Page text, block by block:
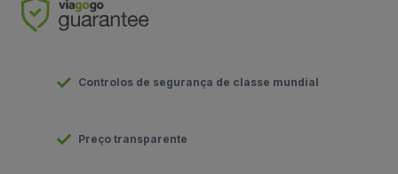
Controlos de segurança de classe mundial
Preço transparente